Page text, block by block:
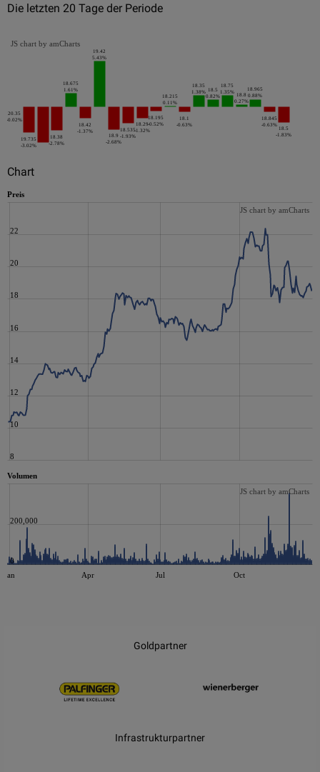
Die letzten 20 Tage der Periode
20.35
-0.02%
19.735
-3.02%
18.38
-2.78%
18.675
1.61%
18.42
-1.37%
19.42
5.43%
18.9
-2.68%
18.535
-1.93%
18.29
-1.32%
18.195
-0.52%
18.215
0.11%
18.1
-0.63%
18.35
1.38% 18.5
0.82%
18.75
1.35% 18.8
0.27%
18.965
0.88%
18.845
-0.63%
18.5
-1.83%
JS chart by amCharts
Chart
Preis
8
10
12
14
16
18
20
22
JS chart by amCharts
Volumen
Jan Apr Jul Oct
0
200,000
JS chart by amCharts
Goldpartner
Infrastrukturpartner